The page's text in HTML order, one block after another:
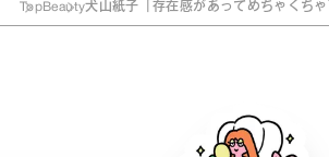
TopBeauty犬山紙子「存在感があってめちゃくちゃ